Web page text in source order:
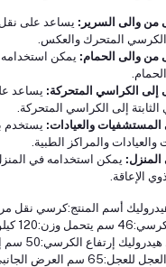
من والى السرير: يساعد على
الكرسي المتحرك والعكس.
من والى الحمام: يمكن
الكراسي المتحركة: يساعد
إلى الكراسي المتحركة.
المستشفيات والعيادات: يستخدم
والمراكز الطبية.
المنزل: يمكن استخدامه في
الإعاقة.
أسم المنتج:كرسي نقل
ترانسفير ) عرض
العرض الامامى من العجل للعجل:65